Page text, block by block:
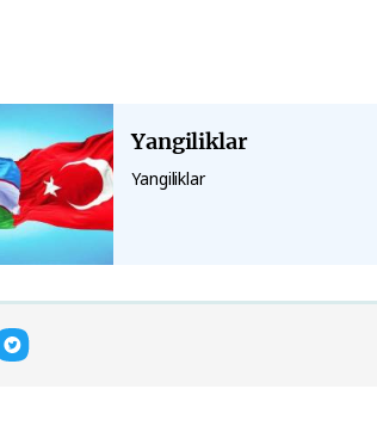
Yangiliklar
Yangiliklar